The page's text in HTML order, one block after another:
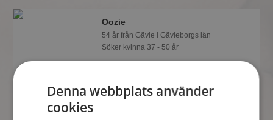
Oozie
54 år från Gävle i Gävleborgs län
Söker kvinna 37 - 50 år
Vill du veta mer om Oozie? Du kan se
foton om du är medlem på
Mötesplatsen.
Denna webbplats använder
cookies